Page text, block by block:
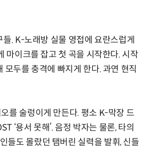
. K-노래방 실물 영접에 요란스럽게
마이크를 잡고 첫 곡을 시작한다. 시작
두를 충격에 빠지게 한다. 과연 현직
를 술렁이게 만든다. 평소 K-막장 드
‘용서 못해’. 음정 박자는 물론, 타의
들도 몰랐던 탬버린 실력을 발휘, 신들